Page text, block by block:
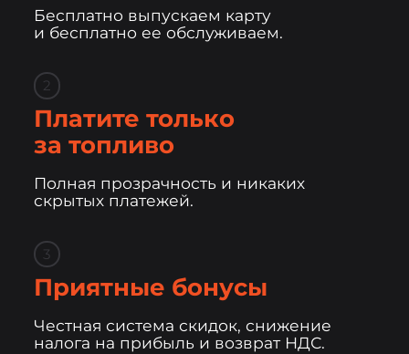
Бесплатно выпускаем карту
и бесплатно ее обслуживаем.
2
Платите только
за топливо
Полная прозрачность и никаких
скрытых платежей.
3
Приятные бонусы
Честная система скидок, снижение
налога на прибыль и возврат НДС.